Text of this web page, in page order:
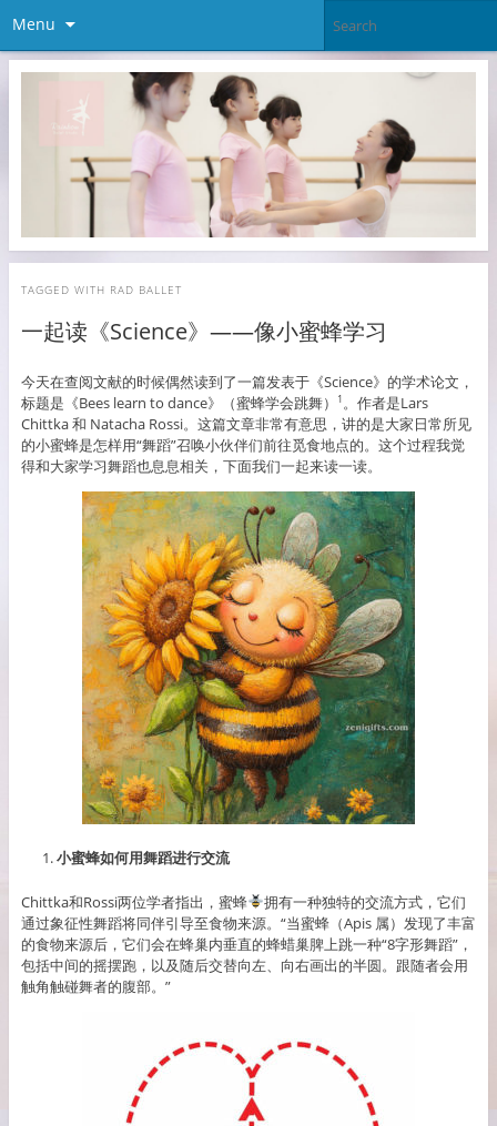
Menu
TAGGED WITH RAD BALLET
一起读《Science》——像小蜜蜂学习
今天在查阅文献的时候偶然读到了一篇发表于《Science》的学术论文，
标题是《Bees learn to dance》（蜜蜂学会跳舞）
1。作者是Lars
Chittka 和 Natacha Rossi。这篇文章非常有意思，讲的是大家日常所见
的小蜜蜂是怎样用“舞蹈”召唤小伙伴们前往觅食地点的。这个过程我觉
得和大家学习舞蹈也息息相关，下面我们一起来读一读。
小蜜蜂如何用舞蹈进行交流
Chittka和Rossi两位学者指出，蜜蜂
拥有一种独特的交流方式，它们
通过象征性舞蹈将同伴引导至食物来源。“当蜜蜂（Apis 属）发现了丰富
的食物来源后，它们会在蜂巢内垂直的蜂蜡巢脾上跳一种“8字形舞蹈”，
包括中间的摇摆跑，以及随后交替向左、向右画出的半圆。跟随者会用
触角触碰舞者的腹部。”